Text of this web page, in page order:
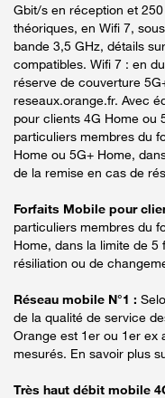
Gbit/s en réception et
théoriques, en Wifi 7,
bande 3,5 GHz, détails
compatibles. Wifi 7 : en
réserve de couverture
reseaux.orange.fr. Avec
pour clients 4G Home ou
particuliers membres du
Home ou 5G+ Home,
de la remise en cas de
Forfaits Mobile pour
particuliers membres du
Home, dans la limite de
résiliation ou de
Réseau mobile N°1 :
de la qualité de service
Orange est 1er ou 1er
mesurés. En savoir plus
Très haut débit mobile